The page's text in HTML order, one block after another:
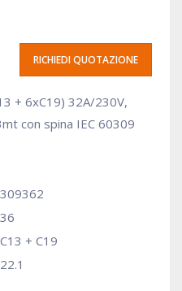
RICHIEDI QUOTAZIONE
+ 6xC19) 32A/230V,
con spina IEC 60309
309362
36
C13 + C19
22.1